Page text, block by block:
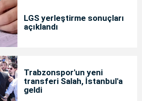
LGS yerleştirme sonuçları
açıklandı
Trabzonspor'un yeni
transferi Salah, İstanbul'a
geldi